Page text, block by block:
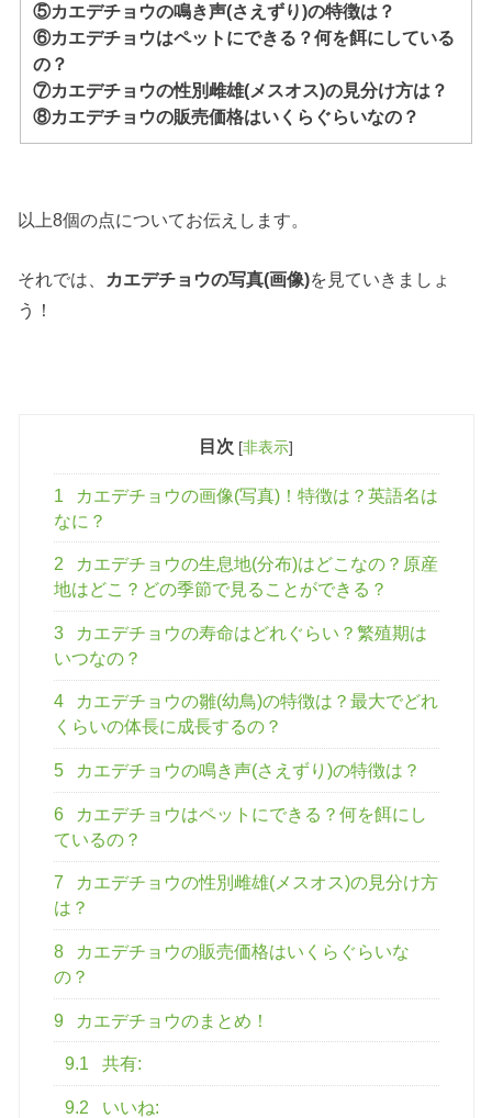
⑤カエデチョウの鳴き声(さえずり)の特徴は？
⑥カエデチョウはペットにできる？何を餌にしている
の？
⑦カエデチョウの性別雌雄(メスオス)の見分け方は？
⑧カエデチョウの販売価格はいくらぐらいなの？
以上8個の点についてお伝えします。
それでは、 カエデチョウの写真(画像)を見ていきましょ
う！
目次 [非表示]
1
カエデチョウの画像(写真)！特徴は？英語名は
なに？
2
カエデチョウの生息地(分布)はどこなの？原産
地はどこ？どの季節で見ることができる？
3
カエデチョウの寿命はどれぐらい？繁殖期は
いつなの？
4
カエデチョウの雛(幼鳥)の特徴は？最大でどれ
くらいの体長に成長するの？
5 カエデチョウの鳴き声(さえずり)の特徴は？
6
カエデチョウはペットにできる？何を餌にし
ているの？
7
カエデチョウの性別雌雄(メスオス)の見分け方
は？
8
カエデチョウの販売価格はいくらぐらいな
の？
9 カエデチョウのまとめ！
9.1 共有:
9.2 いいね: